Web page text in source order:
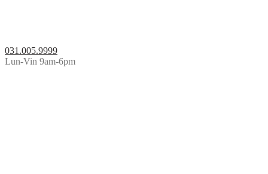
031.005.9999
Lun-Vin 9am-6pm